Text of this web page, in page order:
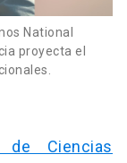
National
proyecta el
de Ciencias